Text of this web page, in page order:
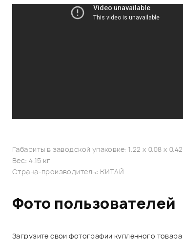
Габариты в заводской упаковке: 1.22 x 0.08 x
Вес: 4.15 кг
Страна-производитель: КИТАЙ
Фото пользователей
Загрузите свои фотографии купленного